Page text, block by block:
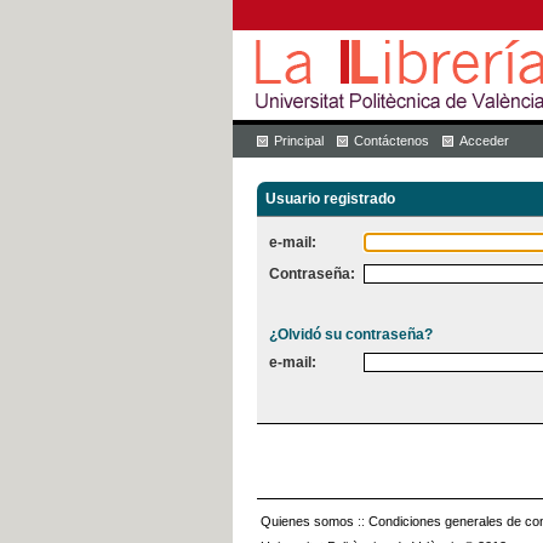
Principal Contáctenos Acceder
Usuario registrado
e-mail:
Contraseña:
¿Olvidó su contraseña?
e-mail:
Quienes somos :: Condiciones generales de